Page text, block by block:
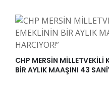
CHP MERSİN MİLLETVEKİLİ
BİR AYLIK MAAŞINI 43